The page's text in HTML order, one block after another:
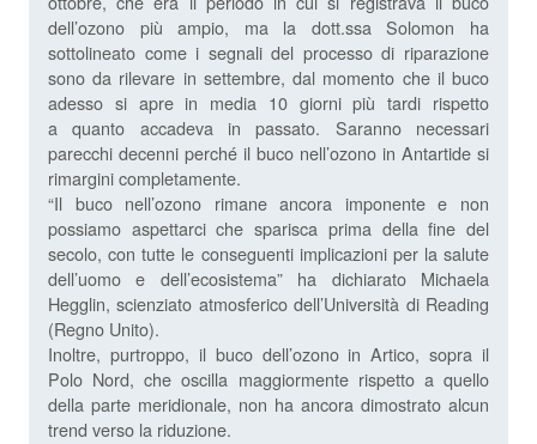
dell’ozono più ampio, ma la dott.ssa Solomon ha
sottolineato come i segnali del processo di riparazione
sono da rilevare in settembre, dal momento che il buco
adesso si apre in media 10 giorni più tardi rispetto
a quanto accadeva in passato. Saranno necessari
parecchi decenni perché il buco nell’ozono in Antartide si
rimargini completamente.
“Il buco nell’ozono rimane ancora imponente e non
possiamo aspettarci che sparisca prima della fine del
secolo, con tutte le conseguenti implicazioni per la salute
dell’uomo e dell’ecosistema” ha dichiarato Michaela
Hegglin, scienziato atmosferico dell’Università di Reading
(Regno Unito).
Inoltre, purtroppo, il buco dell’ozono in Artico, sopra il
Polo Nord, che oscilla maggiormente rispetto a quello
della parte meridionale, non ha ancora dimostrato alcun
trend verso la riduzione.